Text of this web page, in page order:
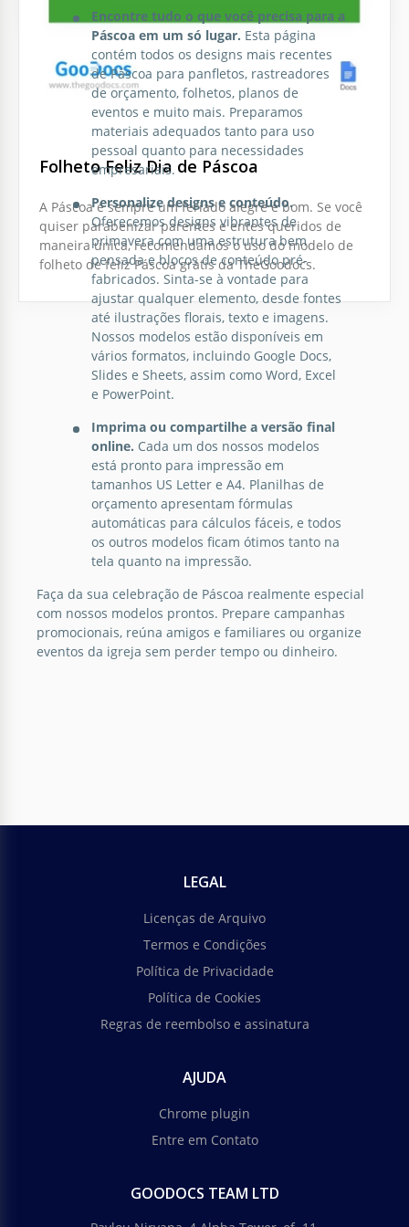
Folheto Feliz Dia de Páscoa
A Páscoa é sempre um feriado alegre e bom. Se você
quiser parabenizar parentes e entes queridos de
maneira única, recomendamos o uso do modelo de
folheto de feliz Páscoa grátis da TheGoodocs.
Encontre tudo o que você precisa para a
Páscoa em um só lugar. Esta página
contém todos os designs mais recentes
de Páscoa para panfletos, rastreadores
de orçamento, folhetos, planos de
eventos e muito mais. Preparamos
materiais adequados tanto para uso
pessoal quanto para necessidades
empresariais.
Personalize designs e conteúdo.
Oferecemos designs vibrantes de
primavera com uma estrutura bem
pensada e blocos de conteúdo pré-
fabricados. Sinta-se à vontade para
ajustar qualquer elemento, desde fontes
até ilustrações florais, texto e imagens.
Nossos modelos estão disponíveis em
vários formatos, incluindo Google Docs,
Slides e Sheets, assim como Word, Excel
e PowerPoint.
Imprima ou compartilhe a versão final
online. Cada um dos nossos modelos
está pronto para impressão em
tamanhos US Letter e A4. Planilhas de
orçamento apresentam fórmulas
automáticas para cálculos fáceis, e todos
os outros modelos ficam ótimos tanto na
tela quanto na impressão.
Faça da sua celebração de Páscoa realmente especial
com nossos modelos prontos. Prepare campanhas
promocionais, reúna amigos e familiares ou organize
eventos da igreja sem perder tempo ou dinheiro.
LEGAL
Licenças de Arquivo
Termos e Condições
Política de Privacidade
Política de Cookies
Regras de reembolso e assinatura
AJUDA
Chrome plugin
Entre em Contato
GOODOCS TEAM LTD